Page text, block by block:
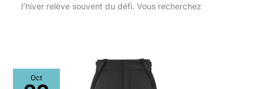
l’hiver relève souvent du défi. Vous recherchez
Oct